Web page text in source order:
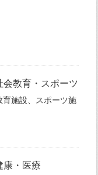
教育・スポーツ
施設、スポーツ施
・医療